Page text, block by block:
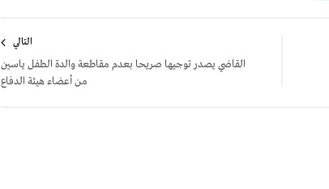
التالي
القاضي يصدر توجيها صريحا بعدم مقاطعة والدة الطفل ياسين
من أعضاء هيئة الدفاع